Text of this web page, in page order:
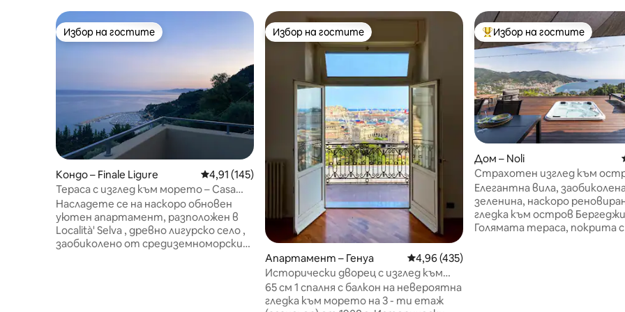
Избор на гостите
Избор на гостите
Кондо – Finale Ligure Средна оценка: 4,91 от 5, 145 отзива
4,91 (145)
Тераса с изглед към морето – Casa
Agave
Насладете се на наскоро обновен
уютен апартамент, разположен в
Località' Selva , древно лигурско село ,
заобиколено от средиземноморски
Избор на гостите
Избор на гостите
Апартамент – Генуа Средна оценка: 4,96 от 5, 435 отзива
4,96 (435)
Исторически дворец с изглед към
морето, до влаковете и корабите, с
паркинг
65 см 1 спалня с балкон на невероятна
гледка към морето на 3 - ти етаж
Най-популярен избор на
Избор на гостите
Дом – Noli
Страхотен изглед към
Джакузи
Елегантна вила,
зеленина, наскоро
гледка към остров
Голямата тераса, покрита